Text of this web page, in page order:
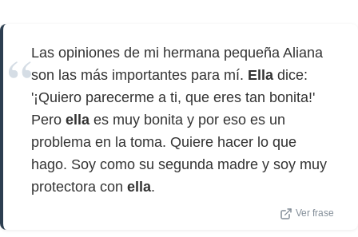
Las opiniones de mi hermana pequeña Aliana
son las más importantes para mí. Ella dice:
'¡Quiero parecerme a ti, que eres tan bonita!'
Pero ella es muy bonita y por eso es un
problema en la toma. Quiere hacer lo que
hago. Soy como su segunda madre y soy muy
protectora con ella.
Ver frase